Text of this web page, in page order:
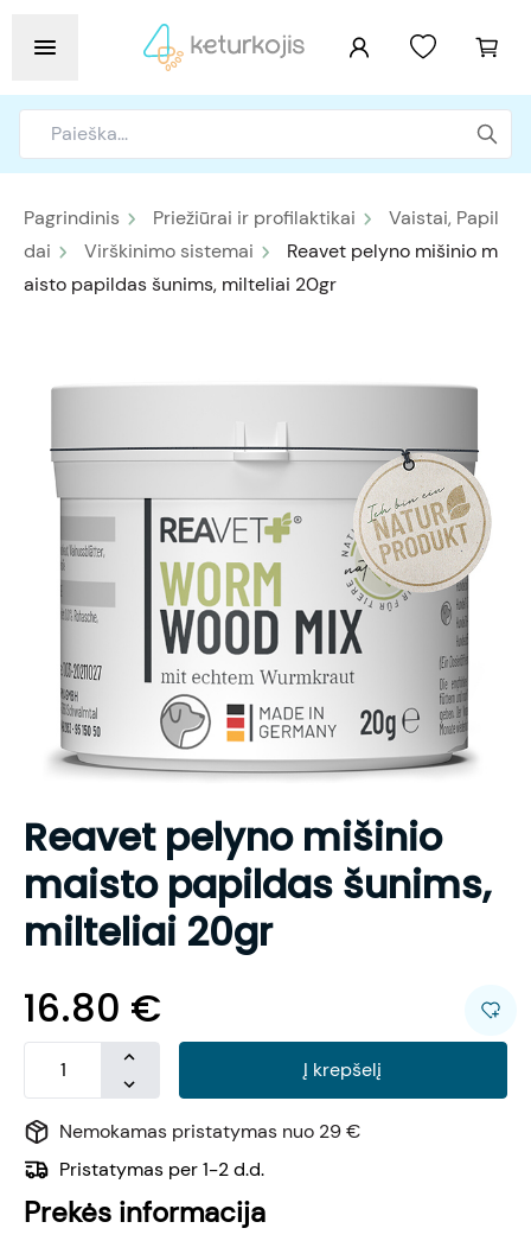
Pagrindinis Priežiūrai ir profilaktikai
Vaistai, Papil
dai
Virškinimo sistemai
Reavet pelyno mišinio m
aisto papildas šunims, milteliai 20gr
Reavet pelyno mišinio
maisto papildas šunims,
milteliai 20gr
16.80 €
Į krepšelį
Nemokamas pristatymas nuo 29 €
Pristatymas per 1-2 d.d.
Prekės informacija